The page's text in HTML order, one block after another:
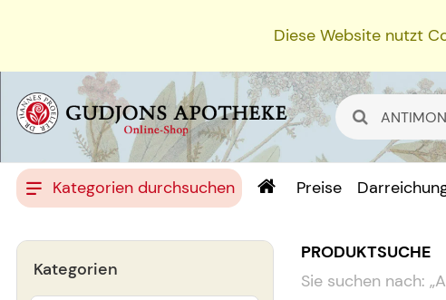
Diese Website nutzt
Kategorien durchsuchen Preise
PRODUKTSUCHE
Sie suchen nach: „
Kategorien